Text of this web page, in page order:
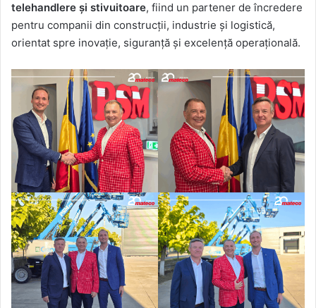
telehandlere și stivuitoare, fiind un partener de încredere
pentru companii din construcții, industrie și logistică,
orientat spre inovație, siguranță și excelență operațională.